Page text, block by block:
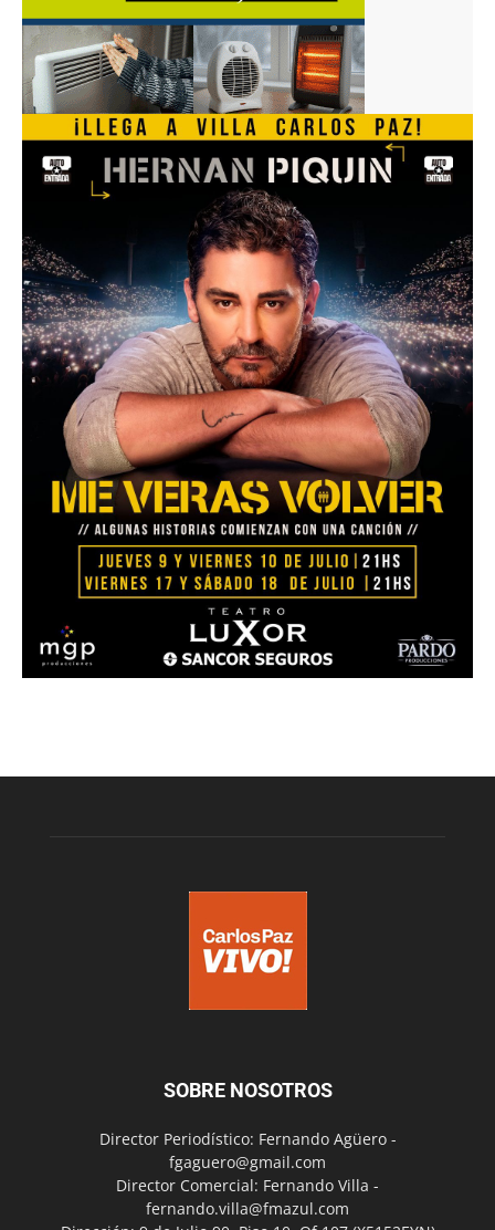
SOBRE NOSOTROS
Director Periodístico: Fernando Agüero -
fgaguero@gmail.com
Director Comercial: Fernando Villa -
fernando.villa@fmazul.com